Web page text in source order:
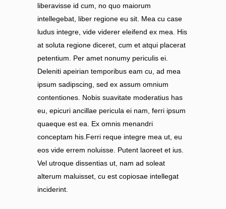
liberavisse id cum, no quo maiorum
intellegebat, liber regione eu sit. Mea cu case
ludus integre, vide viderer eleifend ex mea. His
at soluta regione diceret, cum et atqui placerat
petentium. Per amet nonumy periculis ei.
Deleniti apeirian temporibus eam cu, ad mea
ipsum sadipscing, sed ex assum omnium
contentiones. Nobis suavitate moderatius has
eu, epicuri ancillae pericula ei nam, ferri ipsum
quaeque est ea. Ex omnis menandri
conceptam his.Ferri reque integre mea ut, eu
eos vide errem noluisse. Putent laoreet et ius.
Vel utroque dissentias ut, nam ad soleat
alterum maluisset, cu est copiosae intellegat
inciderint.